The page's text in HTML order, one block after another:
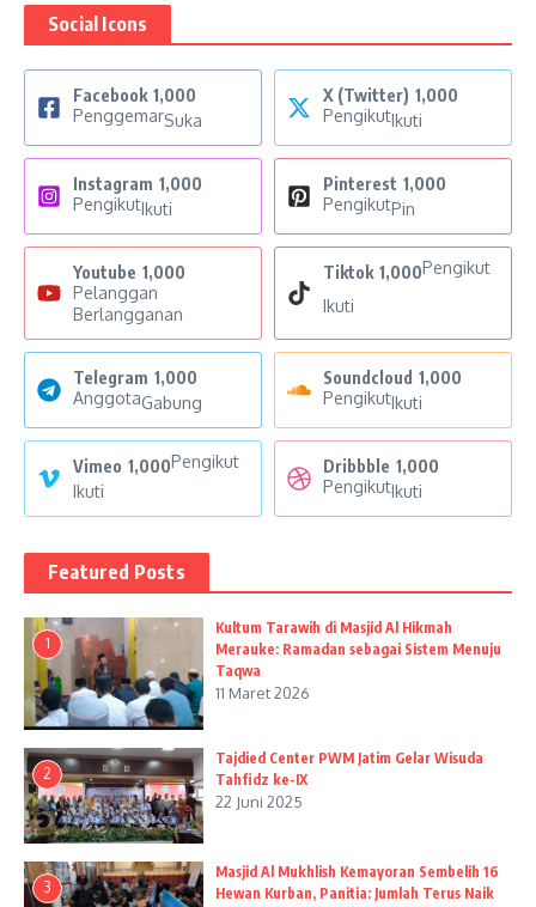
Social Icons
Facebook 1,000
PenggemarSuka
X (Twitter) 1,000
PengikutIkuti
Instagram 1,000
PengikutIkuti
Pinterest 1,000
PengikutPin
Youtube 1,000
Pelanggan
Berlangganan
Tiktok 1,000Pengikut
Ikuti
Telegram 1,000
AnggotaGabung
Soundcloud 1,000
PengikutIkuti
Vimeo 1,000Pengikut
Ikuti
Dribbble 1,000
PengikutIkuti
Featured Posts
1
Kultum Tarawih di Masjid Al Hikmah
Merauke: Ramadan sebagai Sistem Menuju
Taqwa
11 Maret 2026
2
Tajdied Center PWM Jatim Gelar Wisuda
Tahfidz ke-IX
22 Juni 2025
3
Masjid Al Mukhlish Kemayoran Sembelih 16
Hewan Kurban, Panitia: Jumlah Terus Naik